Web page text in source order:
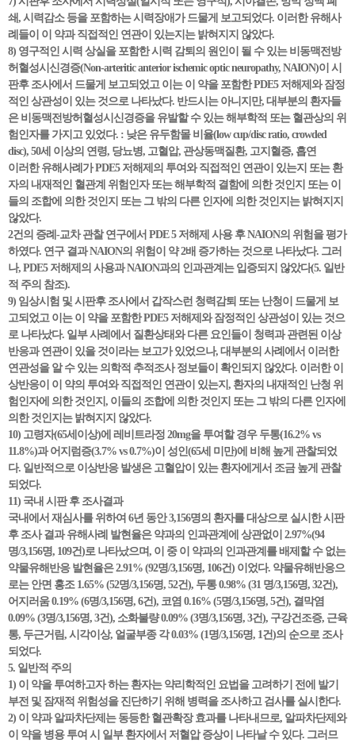
쇄, 시력감소 등을 포함하는 시력장애가 드물게 보고되었다. 이러한 유해사
례들이 이 약과 직접적인 연관이 있는지는 밝혀지지 않았다.
8) 영구적인 시력 상실을 포함한 시력 감퇴의 원인이 될 수 있는 비동맥전방
허혈성시신경증(Non-arteritic anterior ischemic optic neuropathy, NAION)이 시
판후 조사에서 드물게 보고되었고 이는 이 약을 포함한 PDE5 저해제와 잠정
적인 상관성이 있는 것으로 나타났다. 반드시는 아니지만, 대부분의 환자들
은 비동맥전방허혈성시신경증을 유발할 수 있는 해부학적 또는 혈관상의 위
험인자를 가지고 있었다. : 낮은 유두함몰 비율(low cup/disc ratio, crowded
disc), 50세 이상의 연령, 당뇨병, 고혈압, 관상동맥질환, 고지혈증, 흡연
이러한 유해사례가 PDE5 저해제의 투여와 직접적인 연관이 있는지 또는 환
자의 내재적인 혈관계 위험인자 또는 해부학적 결함에 의한 것인지 또는 이
들의 조합에 의한 것인지 또는 그 밖의 다른 인자에 의한 것인지는 밝혀지지
않았다.
2건의 증례-교차 관찰 연구에서 PDE 5 저해제 사용 후 NAION의 위험을 평가
하였다. 연구 결과 NAION의 위험이 약 2배 증가하는 것으로 나타났다. 그러
나, PDE5 저해제의 사용과 NAION과의 인과관계는 입증되지 않았다(5. 일반
적 주의 참조).
9) 임상시험 및 시판후 조사에서 갑작스런 청력감퇴 또는 난청이 드물게 보
고되었고 이는 이 약을 포함한 PDE5 저해제와 잠정적인 상관성이 있는 것으
로 나타났다. 일부 사례에서 질환상태와 다른 요인들이 청력과 관련된 이상
반응과 연관이 있을 것이라는 보고가 있었으나, 대부분의 사례에서 이러한
연관성을 알 수 있는 의학적 추적조사 정보들이 확인되지 않았다. 이러한 이
상반응이 이 약의 투여와 직접적인 연관이 있는지, 환자의 내재적인 난청 위
험인자에 의한 것인지, 이들의 조합에 의한 것인지 또는 그 밖의 다른 인자에
의한 것인지는 밝혀지지 않았다.
10) 고령자(65세이상)에 레비트라정 20mg을 투여할 경우 두통(16.2% vs
11.8%)과 어지럼증(3.7% vs 0.7%)이 성인(65세 미만)에 비해 높게 관찰되었
다. 일반적으로 이상반응 발생은 고혈압이 있는 환자에게서 조금 높게 관찰
되었다.
11) 국내 시판 후 조사결과
국내에서 재심사를 위하여 6년 동안 3,156명의 환자를 대상으로 실시한 시판
후 조사 결과 유해사례 발현율은 약과의 인과관계에 상관없이 2.97%(94
명/3,156명, 109건)로 나타났으며, 이 중 이 약과의 인과관계를 배제할 수 없는
약물유해반응 발현율은 2.91% (92명/3,156명, 106건) 이었다. 약물유해반응으
로는 안면 홍조 1.65% (52명/3,156명, 52건), 두통 0.98% (31 명/3,156명, 32건),
어지러움 0.19% (6명/3,156명, 6건), 코염 0.16% (5명/3,156명, 5건), 결막염
0.09% (3명/3,156명, 3건), 소화불량 0.09% (3명/3,156명, 3건), 구강건조증, 근육
통, 두근거림, 시각이상, 얼굴부종 각 0.03% (1명/3,156명, 1건)의 순으로 조사
되었다.
5. 일반적 주의
1) 이 약을 투여하고자 하는 환자는 약리학적인 요법을 고려하기 전에 발기
부전 및 잠재적 위험성을 진단하기 위해 병력을 조사하고 검사를 실시한다.
2) 이 약과 알파차단제는 동등한 혈관확장 효과를 나타내므로, 알파차단제와
이 약을 병용 투여 시 일부 환자에서 저혈압 증상이 나타날 수 있다. 그러므